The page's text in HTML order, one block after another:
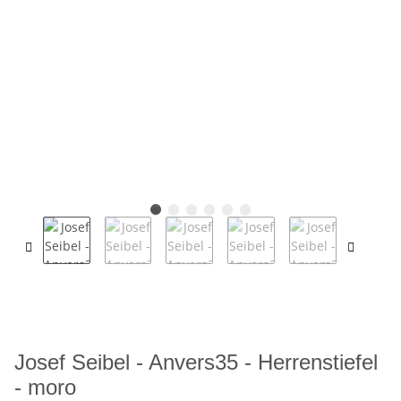
Josef Seibel - Anvers35 - Herrenstiefel
- moro